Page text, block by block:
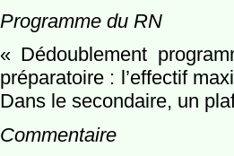
Programme du RN
« Dédoublement
préparatoire : l’effectif
Dans le secondaire, un
Commentaire